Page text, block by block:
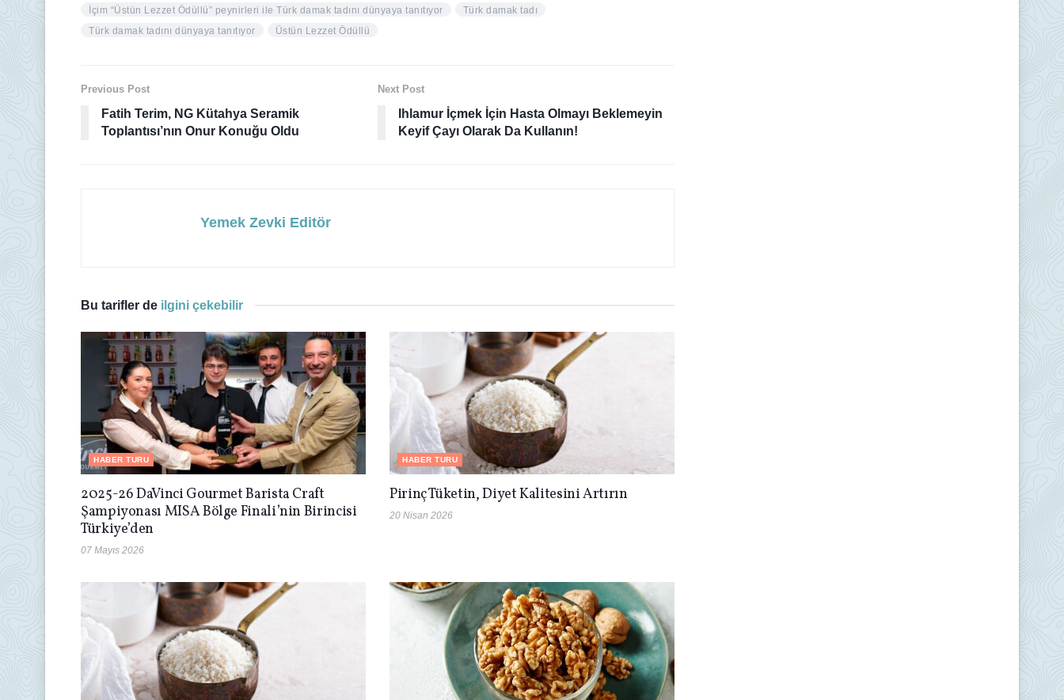
İçim “Üstün Lezzet Ödüllü” peynirleri ile Türk damak tadını dünyaya tanıtıyor
Türk damak tadı
Türk damak tadını dünyaya tanıtıyor
Üstün Lezzet Ödüllü
Previous Post
Fatih Terim, NG Kütahya Seramik
Toplantısı’nın Onur Konuğu Oldu
Next Post
Ihlamur İçmek İçin Hasta Olmayı Beklemeyin
Keyif Çayı Olarak Da Kullanın!
Yemek Zevki Editör
Bu tarifler de ilgini çekebilir
HABER TURU
2025-26 DaVinci Gourmet Barista Craft
Şampiyonası MISA Bölge Finali’nin Birincisi
Türkiye’den
07 Mayıs 2026
HABER TURU
Pirinç Tüketin, Diyet Kalitesini Artırın
20 Nisan 2026